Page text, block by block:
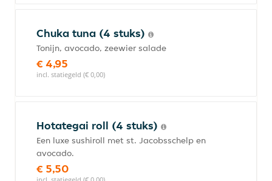
Chuka tuna (4 stuks)
Tonijn, avocado, zeewier salade
€ 4,95
incl. statiegeld (€ 0,00)
Hotategai roll (4 stuks)
Een luxe sushiroll met st. Jacobsschelp en
avocado.
€ 5,50